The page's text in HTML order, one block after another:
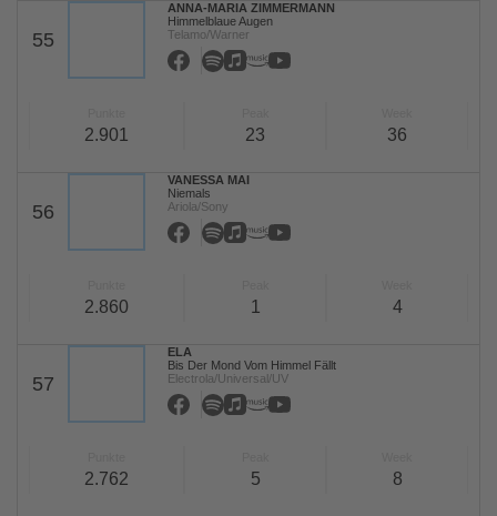
55
ANNA-MARIA ZIMMERMANN
Himmelblaue Augen
Telamo/Warner
2.901 23 36
56
VANESSA MAI
Niemals
Ariola/Sony
2.860 1 4
57
ELA
Bis Der Mond Vom Himmel Fällt
Electrola/Universal/UV
2.762 5 8